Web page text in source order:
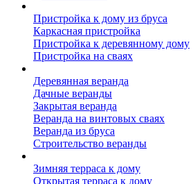
Пристройка к дому из бруса
Каркасная пристройка
Пристройка к деревянному дому
Пристройка на сваях
Деревянная веранда
Дачные веранды
Закрытая веранда
Веранда на винтовых сваях
Веранда из бруса
Строительство веранды
Зимняя терраса к дому
Открытая терраса к дому